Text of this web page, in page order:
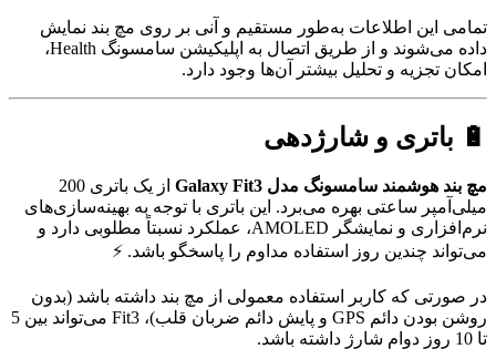
تمامی این اطلاعات به‌طور مستقیم و آنی بر روی مچ بند نمایش
داده می‌شوند و از طریق اتصال به اپلیکیشن سامسونگ Health،
امکان تجزیه و تحلیل بیشتر آن‌ها وجود دارد.
🔋 باتری و شارژدهی
مچ بند هوشمند سامسونگ مدل Galaxy Fit3
از یک باتری 200
میلی‌آمپر ساعتی بهره می‌برد. این باتری با توجه به بهینه‌سازی‌های
نرم‌افزاری و نمایشگر AMOLED، عملکرد نسبتاً مطلوبی دارد و
می‌تواند چندین روز استفاده مداوم را پاسخگو باشد. ⚡
در صورتی که کاربر استفاده معمولی از مچ بند داشته باشد (بدون
روشن بودن دائم GPS و پایش دائم ضربان قلب)، Fit3 می‌تواند بین 5
تا 10 روز دوام شارژ داشته باشد.